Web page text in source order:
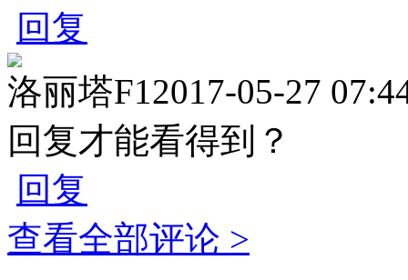
回复
洛丽塔F12017-05-27
回复才能看得到？
回复
查看全部评论 >